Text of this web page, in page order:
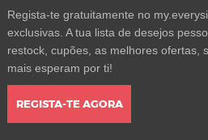
Regista-te gratuitamente no
exclusivas. A tua lista de desejos
restock, cupões, as melhores ofertas,
mais esperam por ti!
REGISTA-TE AGORA